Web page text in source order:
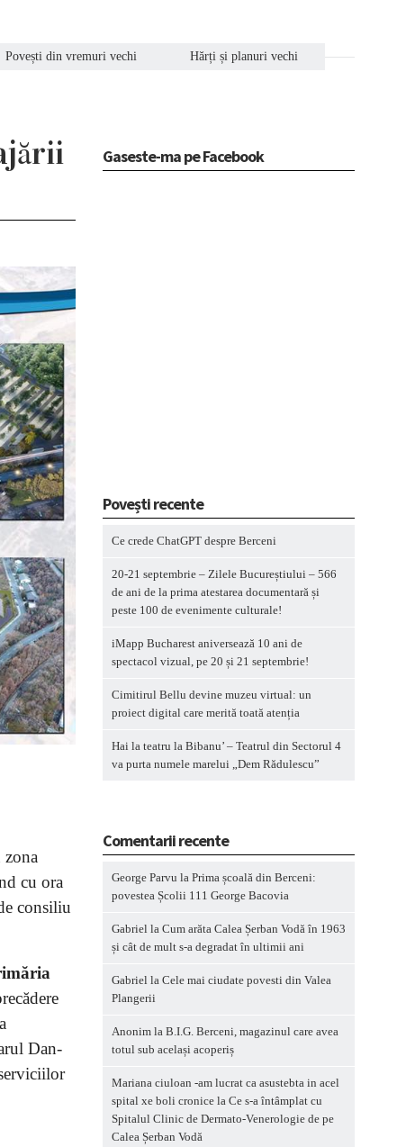
Povești din vremuri vechi Hărți și planuri vechi
cu ora
consiliu
Dan-
Gaseste-ma pe Facebook
Povești recente
Ce crede ChatGPT despre Berceni
20-21 septembrie – Zilele Bucureștiului – 566
de ani de la prima atestarea documentară și
peste 100 de evenimente culturale!
iMapp Bucharest aniversează 10 ani de
spectacol vizual, pe 20 și 21 septembrie!
Cimitirul Bellu devine muzeu virtual: un
proiect digital care merită toată atenția
Hai la teatru la Bibanu’ – Teatrul din Sectorul 4
va purta numele marelui „Dem Rădulescu”
Comentarii recente
George Parvu la Prima școală din Berceni:
povestea Școlii 111 George Bacovia
Gabriel la Cum arăta Calea Șerban Vodă în 1963
și cât de mult s-a degradat în ultimii ani
Gabriel la Cele mai ciudate povesti din Valea
Plangerii
Anonim la B.I.G. Berceni, magazinul care avea
totul sub același acoperiș
Mariana ciuloan -am lucrat ca asustebta in acel
spital xe boli cronice la Ce s-a întâmplat cu
Spitalul Clinic de Dermato-Venerologie de pe
Calea Șerban Vodă